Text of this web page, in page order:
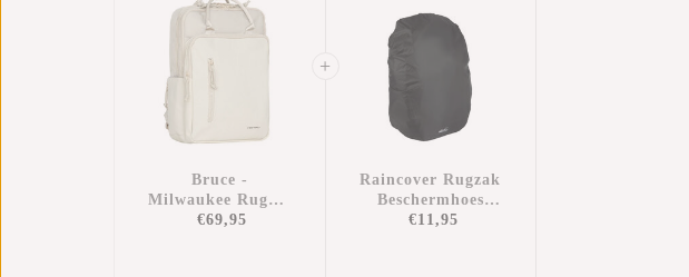
Bruce -
Milwaukee Rugtas
Beige 18L
€69,95
Raincover Rugzak
Beschermhoes
Regenhoes
€11,95